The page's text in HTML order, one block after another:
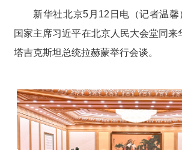
新华社北京5月12日电（记者温馨
国家主席习近平在北京人民大会堂同来
塔吉克斯坦总统拉赫蒙举行会谈。